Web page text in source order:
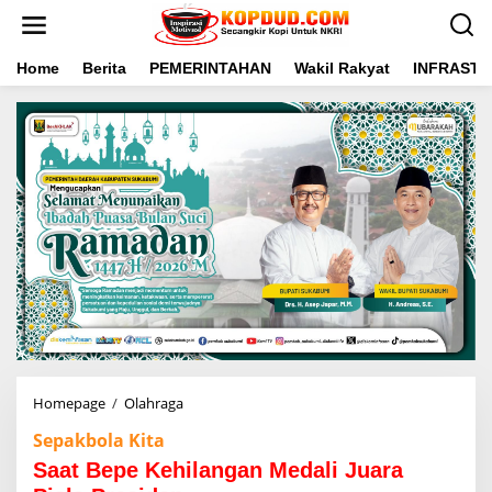
t
Home Berita PEMERINTAHAN Wakil Rakyat
Homepage / Olahraga
t
B
Sepakbola Kita
Saat Bepe Kehilangan Medali Juara